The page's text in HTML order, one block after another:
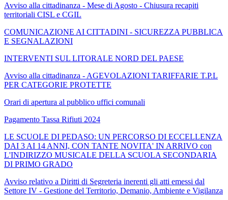
Avviso alla cittadinanza - Mese di Agosto - Chiusura recapiti
territoriali CISL e CGIL
COMUNICAZIONE AI CITTADINI - SICUREZZA PUBBLICA
E SEGNALAZIONI
INTERVENTI SUL LITORALE NORD DEL PAESE
Avviso alla cittadinanza - AGEVOLAZIONI TARIFFARIE T.P.L
PER CATEGORIE PROTETTE
Orari di apertura al pubblico uffici comunali
Pagamento Tassa Rifiuti 2024
LE SCUOLE DI PEDASO: UN PERCORSO DI ECCELLENZA
DAI 3 AI 14 ANNI, CON TANTE NOVITA' IN ARRIVO con
L'INDIRIZZO MUSICALE DELLA SCUOLA SECONDARIA
DI PRIMO GRADO
Avviso relativo a Diritti di Segreteria inerenti gli atti emessi dal
Settore IV - Gestione del Territorio, Demanio, Ambiente e Vigilanza